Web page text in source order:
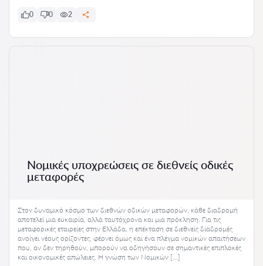
0 0 2
Νομικές υποχρεώσεις σε διεθνείς οδικές
μεταφορές
Στον δυναμικό κόσμο των διεθνών οδικών μεταφορών, κάθε διαδρομή
αποτελεί μια ευκαιρία, αλλά ταυτόχρονα και μια πρόκληση. Για τις
μεταφορικές εταιρείες στην Ελλάδα, η επέκταση σε διεθνείς διαδρομές
ανοίγει νέους ορίζοντες, φέρνει όμως και ένα πλέγμα νομικών απαιτήσεων
που, αν δεν τηρηθούν, μπορούν να οδηγήσουν σε σημαντικές επιπλοκές
και οικονομικές απώλειες. Η γνώση των Νομικών […]